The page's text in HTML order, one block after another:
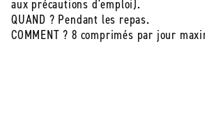
aux précautions d'emploi).
QUAND ? Pendant les repas.
COMMENT ? 8 comprimés par jour